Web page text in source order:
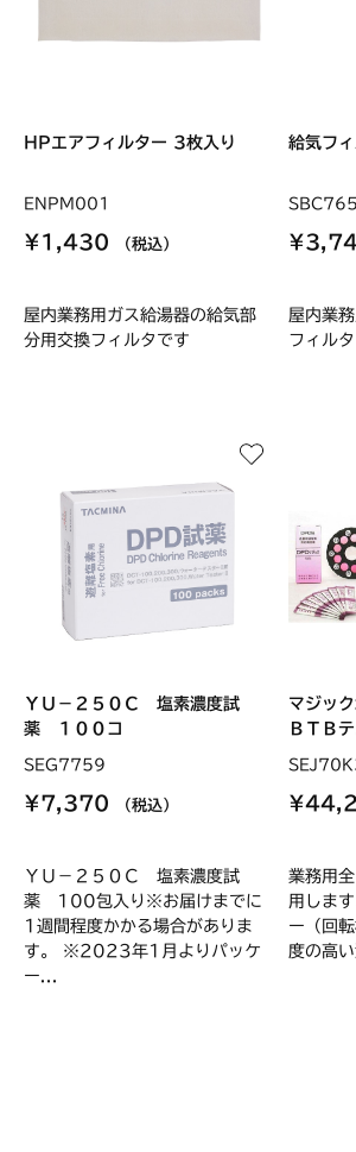
HPエアフィルター 3枚入り
ENPM001
¥1,430 （税込）
屋内業務用ガス給湯器の給気部
分用交換フィルタです
給気フ
屋内業
フィル
ＹＵ－２５０Ｃ 塩素濃度試
薬 １００コ
SEG7759
¥7,370 （税込）
ＹＵ－２５０Ｃ 塩素濃度試
薬 100包入り※お届けまでに
1週間程度かかる場合がありま
す。 ※2023年1月よりパッケ
ー...
マジッ
ＢＴＢ
業務用
用しま
ー（回
度の高